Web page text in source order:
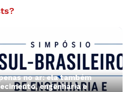
no ar: ela também
engenharia e